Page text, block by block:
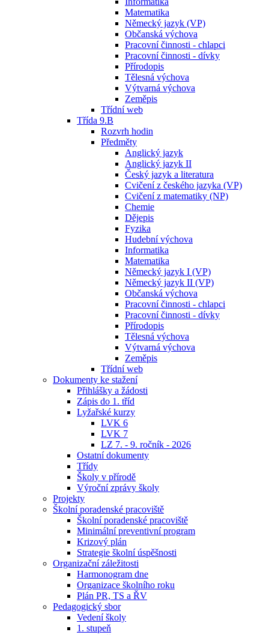
Matematika
Německý jazyk (VP)
Občanská výchova
Pracovní činnosti - chlapci
Pracovní činnosti - dívky
Přírodopis
Tělesná výchova
Výtvarná výchova
Zeměpis
Třídní web
Třída 9.B
Rozvrh hodin
Předměty
Anglický jazyk
Anglický jazyk II
Český jazyk a literatura
Cvičení z českého jazyka (VP)
Cvičení z matematiky (NP)
Chemie
Dějepis
Fyzika
Hudební výchova
Informatika
Matematika
Německý jazyk I (VP)
Německý jazyk II (VP)
Občanská výchova
Pracovní činnosti - chlapci
Pracovní činnosti - dívky
Přírodopis
Tělesná výchova
Výtvarná výchova
Zeměpis
Třídní web
Dokumenty ke stažení
Přihlášky a žádosti
Zápis do 1. tříd
Lyžařské kurzy
LVK 6
LVK 7
LZ 7. - 9. ročník - 2026
Ostatní dokumenty
Třídy
Školy v přírodě
Výroční zprávy školy
Projekty
Školní poradenské pracoviště
Školní poradenské pracoviště
Minimální preventivní program
Krizový plán
Strategie školní úspěšnosti
Organizační záležitosti
Harmonogram dne
Organizace školního roku
Plán PR, TS a ŘV
Pedagogický sbor
Vedení školy
1. stupeň